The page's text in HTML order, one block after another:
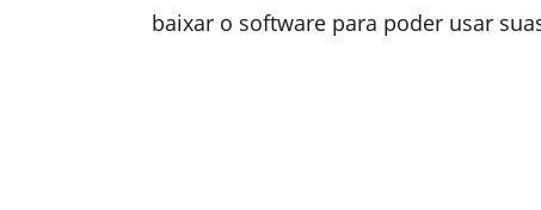
baixar o software para poder usar